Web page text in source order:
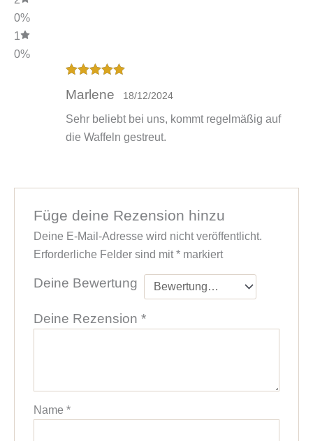
0%
1
0%
5von 5
Marlene 18/12/2024
Sehr beliebt bei uns, kommt regelmäßig auf
die Waffeln gestreut.
Füge deine Rezension hinzu
Deine E-Mail-Adresse wird nicht veröffentlicht.
Erforderliche Felder sind mit*markiert
Deine Bewertung
Deine Rezension *
Name *